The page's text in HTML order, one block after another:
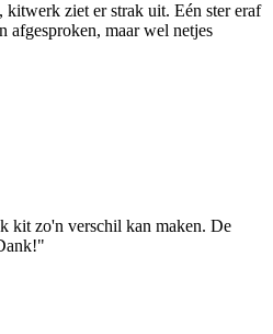
kitwerk ziet er strak uit. Eén ster eraf
afgesproken, maar wel netjes
kit zo'n verschil kan maken. De
"